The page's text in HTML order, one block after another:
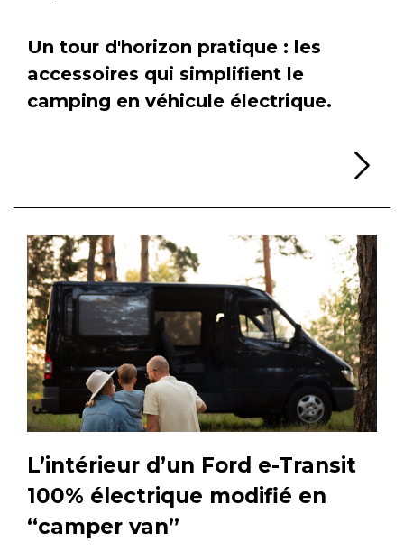
Un tour d'horizon pratique : les
accessoires qui simplifient le
camping en véhicule électrique.
L’intérieur d’un Ford e-Transit
100% électrique modifié en
“camper van”